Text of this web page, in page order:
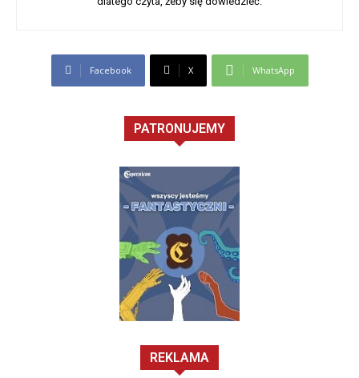
Facebook X WhatsApp
PATRONUJEMY
REKLAMA